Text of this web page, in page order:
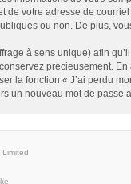
de votre adresse de
ou non. De plus,
à sens unique) afin
précieusement.
la fonction « J’ai perdu
un nouveau mot de passe